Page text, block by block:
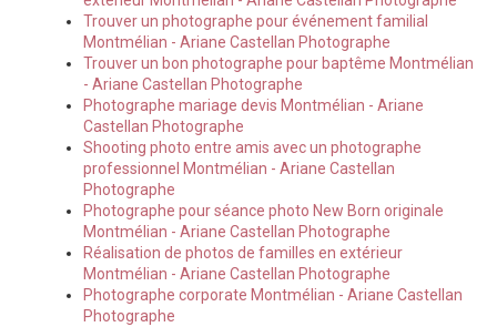
Trouver un photographe pour événement familial
Montmélian - Ariane Castellan Photographe
Trouver un bon photographe pour baptême Montmélian
- Ariane Castellan Photographe
Photographe mariage devis Montmélian - Ariane
Castellan Photographe
Shooting photo entre amis avec un photographe
professionnel Montmélian - Ariane Castellan
Photographe
Photographe pour séance photo New Born originale
Montmélian - Ariane Castellan Photographe
Réalisation de photos de familles en extérieur
Montmélian - Ariane Castellan Photographe
Photographe corporate Montmélian - Ariane Castellan
Photographe